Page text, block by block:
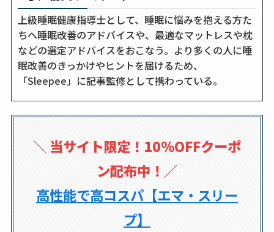
上級睡眠健康指導士として、睡眠に悩みを抱える方た
ちへ睡眠改善のアドバイスや、最適なマットレスや枕
などの選定アドバイスをおこなう。より多くの人に睡
眠改善のきっかけやヒントを届けるため、
「Sleepee」に記事監修として携わっている。
＼ 当サイト限定！10％OFFクーポ
ン配布中！ ／
高性能で高コスパ【エマ・スリー
プ】